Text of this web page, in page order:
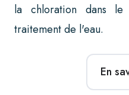
la chloration dans le
traitement de l'eau.
En